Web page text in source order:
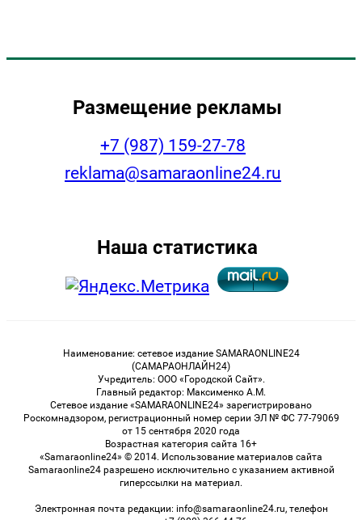
Размещение рекламы
+7 (987) 159-27-78
reklama@samaraonline24.ru
Наша статистика
Наименование: сетевое издание SAMARAONLINE24
(САМАРАОНЛАЙН24)
Учредитель: ООО «Городской Сайт».
Главный редактор: Максименко А.М.
Сетевое издание «SAMARAONLINE24» зарегистрировано
Роскомнадзором, регистрационный номер серии ЭЛ № ФС 77-79069
от 15 сентября 2020 года
Возрастная категория сайта 16+
«Samaraonline24» © 2014. Использование материалов сайта
Samaraonline24 разрешено исключительно с указанием активной
гиперссылки на материал.
Электронная почта редакции: info@samaraonline24.ru, телефон